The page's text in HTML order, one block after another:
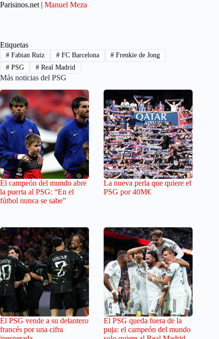
Parisinos.net | Manuel Meza
Etiquetas
#Fabian Ruiz #FC Barcelona # Frenkie de Jong
#PSG #Real Madrid
Más noticias del PSG
El campeón del mundo abre
la puerta al PSG: “En el
fútbol nunca se sabe”
La nueva perla que quiere el
PSG por 40M€
El PSG vende a su delantero
francés por una cifra
El PSG queda fuera de la
puja: el campeón del mundo